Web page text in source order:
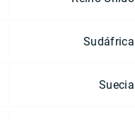
Sudáfrica
Suecia